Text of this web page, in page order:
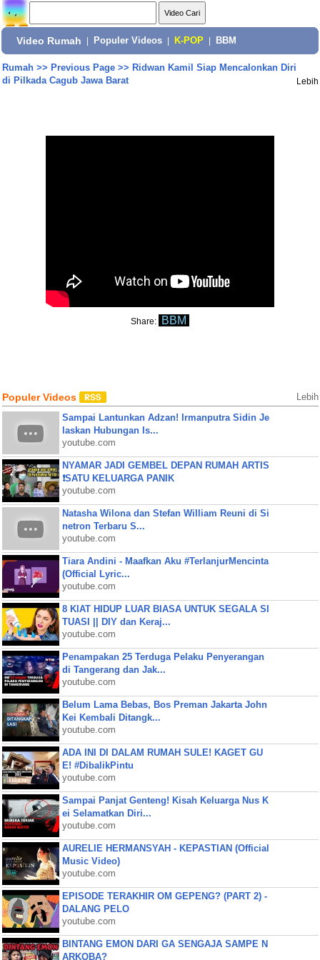
Video Rumah Populer Videos K-POP BBM
Rumah>> Previous Page>> Ridwan Kamil Siap Mencalonkan Diri
di Pilkada Cagub Jawa Barat
Lebih
Share: BBM
Populer Videos Lebih
Sampai Lantunkan Adzan! Irmanputra Sidin Je
laskan Hubungan Is...
youtube.com
NYAMAR JADI GEMBEL DEPAN RUMAH ARTIS
❗SATU KELUARGA PANIK
youtube.com
Natasha Wilona dan Stefan William Reuni di Si
netron Terbaru S...
youtube.com
Tiara Andini - Maafkan Aku #TerlanjurMencinta
(Official Lyric...
youtube.com
8 KIAT HIDUP LUAR BIASA UNTUK SEGALA SI
TUASI || DIY dan Keraj...
youtube.com
Penampakan 25 Terduga Pelaku Penyerangan
di Tangerang dan Jak...
youtube.com
Belum Lama Bebas, Bos Preman Jakarta John
Kei Kembali Ditangk...
youtube.com
ADA INI DI DALAM RUMAH SULE! KAGET GU
E! #DibalikPintu
youtube.com
Sampai Panjat Genteng! Kisah Keluarga Nus K
ei Selamatkan Diri...
youtube.com
AURELIE HERMANSYAH - KEPASTIAN (Official
Music Video)
youtube.com
EPISODE TERAKHIR OM GEPENG? (PART 2) -
DALANG PELO
youtube.com
BINTANG EMON DARI GA SENGAJA SAMPE N
ARKOBA?